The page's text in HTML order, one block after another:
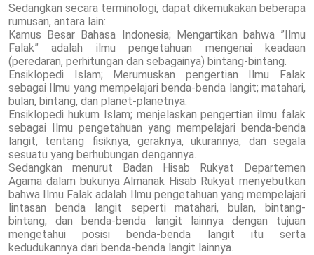
Sedangkan secara terminologi, dapat dikemukakan beberapa
rumusan, antara lain:
Kamus Besar Bahasa Indonesia; Mengartikan bahwa ”Ilmu
Falak” adalah ilmu pengetahuan mengenai keadaan
(peredaran, perhitungan dan sebagainya) bintang-bintang.
Ensiklopedi Islam; Merumuskan pengertian Ilmu Falak
sebagai Ilmu yang mempelajari benda-benda langit; matahari,
bulan, bintang, dan planet-planetnya.
Ensiklopedi hukum Islam; menjelaskan pengertian ilmu falak
sebagai Ilmu pengetahuan yang mempelajari benda-benda
langit, tentang fisiknya, geraknya, ukurannya, dan segala
sesuatu yang berhubungan dengannya.
Sedangkan menurut Badan Hisab Rukyat Departemen
Agama dalam bukunya Almanak Hisab Rukyat menyebutkan
bahwa Ilmu Falak adalah Ilmu pengetahuan yang mempelajari
lintasan benda langit seperti matahari, bulan, bintang-
bintang, dan benda-benda langit lainnya dengan tujuan
mengetahui posisi benda-benda langit itu serta
kedudukannya dari benda-benda langit lainnya.